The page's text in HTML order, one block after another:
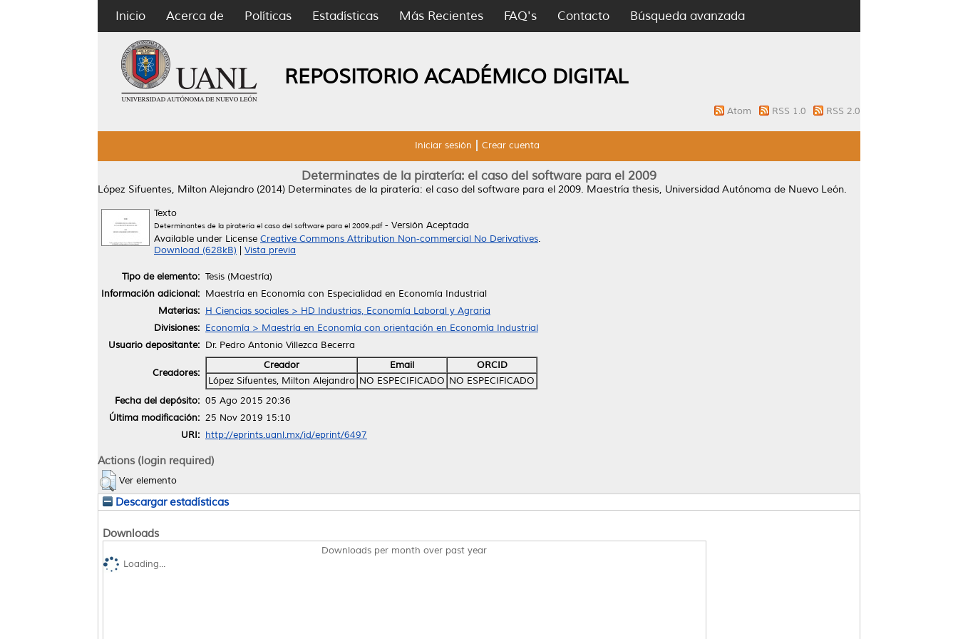
Inicio Acerca de Políticas Estadísticas Más Recientes FAQ's Contacto Búsqueda avanzada
REPOSITORIO ACADÉMICO DIGITAL
Atom RSS 1.0 RSS 2.0
Iniciar sesión Crear cuenta
Determinates de la piratería: el caso del software para el 2009
López Sifuentes, Milton Alejandro (2014) Determinates de la piratería: el caso del software para el 2009. Maestría thesis, Universidad Autónoma de Nuevo León.
Texto
Determinantes de la pirateria el caso del software para el 2009.pdf- Versión Aceptada
Available under License Creative Commons Attribution Non-commercial No Derivatives.
Download (628kB)
Vista previa
Tipo de elemento: Tesis (Maestría)
Información adicional: Maestría en Economía con Especialidad en Economía Industrial
Materias: H Ciencias sociales > HD Industrias, Economía Laboral y Agraria
Divisiones: Economía > Maestría en Economía con orientación en Economía Industrial
Usuario depositante: Dr. Pedro Antonio Villezca Becerra
Creadores:
Creador Email
ORCID
López Sifuentes, Milton Alejandro NO ESPECIFICADO NO ESPECIFICADO
Fecha del depósito: 05 Ago 2015 20:36
Última modificación: 25 Nov 2019 15:10
URI: http://eprints.uanl.mx/id/eprint/6497
Actions (login required)
Ver elemento
Descargar estadísticas
Downloads
Downloads per month over past year
Loading...